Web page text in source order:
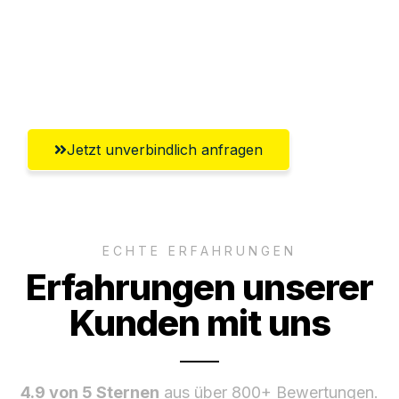
Jetzt unverbindlich anfragen
ECHTE ERFAHRUNGEN
Erfahrungen unserer
Kunden mit uns
4.9 von 5 Sternen aus über 800+ Bewertungen.